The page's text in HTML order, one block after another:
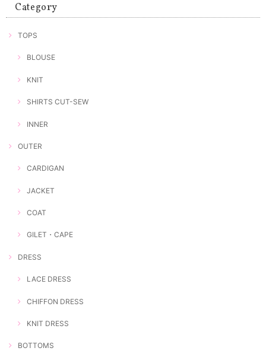
Category
TOPS
BLOUSE
KNIT
SHIRTS CUT-SEW
INNER
OUTER
CARDIGAN
JACKET
COAT
GILET・CAPE
DRESS
LACE DRESS
CHIFFON DRESS
KNIT DRESS
BOTTOMS